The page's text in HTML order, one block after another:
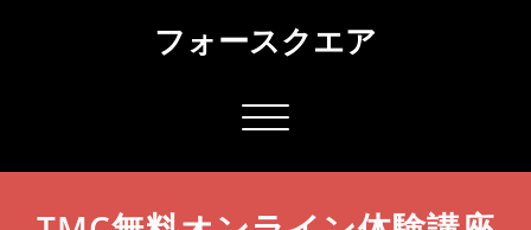
フォースクエア
ナ
ゲ
シ